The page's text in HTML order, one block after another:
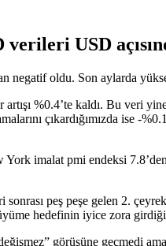
USD
negatif oldu. Son aylarda
%0.4’te kaldı. Bu veri
çıkardığımızda ise -
imalat pmi endeksi
sonrası peş peşe gelen 2.
hedefinin iyice zora
görüşüne geçmedi